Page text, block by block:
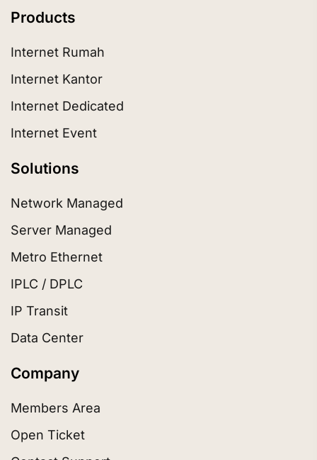
Products
Internet Rumah
Internet Kantor
Internet Dedicated
Internet Event
Solutions
Network Managed
Server Managed
Metro Ethernet
IPLC / DPLC
IP Transit
Data Center
Company
Members Area
Open Ticket